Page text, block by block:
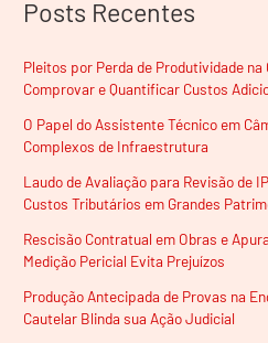
Posts Recentes
Pleitos por Perda de Produtividade
Comprovar e Quantificar Custos
O Papel do Assistente Técnico em
Complexos de Infraestrutura
Laudo de Avaliação para Revisão de
Custos Tributários em Grandes
Rescisão Contratual em Obras e
Medição Pericial Evita Prejuízos
Produção Antecipada de Provas na
Cautelar Blinda sua Ação Judicial